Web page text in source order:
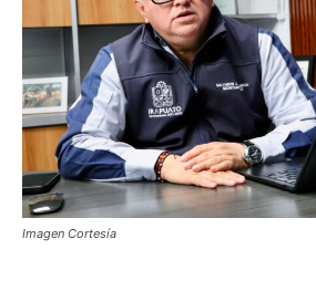
Imagen Cortesía